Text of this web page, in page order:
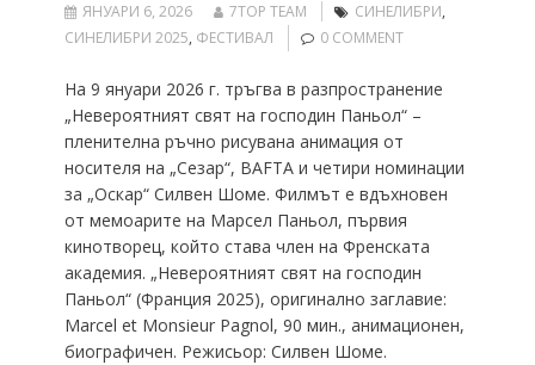
ЯНУАРИ 6, 2026 7TOP TEAM СИНЕЛИБРИ,
СИНЕЛИБРИ 2025, ФЕСТИВАЛ 0 COMMENT
На 9 януари 2026 г. тръгва в разпространение
„Невероятният свят на господин Паньол“ –
пленителна ръчно рисувана анимация от
носителя на „Сезар“, BAFTA и четири номинации
за „Оскар“ Силвен Шоме. Филмът е вдъхновен
от мемоарите на Марсел Паньол, първия
кинотворец, който става член на Френската
академия. „Невероятният свят на господин
Паньол“ (Франция 2025), оригинално заглавие:
Marcel et Monsieur Pagnol, 90 мин., анимационен,
биографичен. Режисьор: Силвен Шоме.